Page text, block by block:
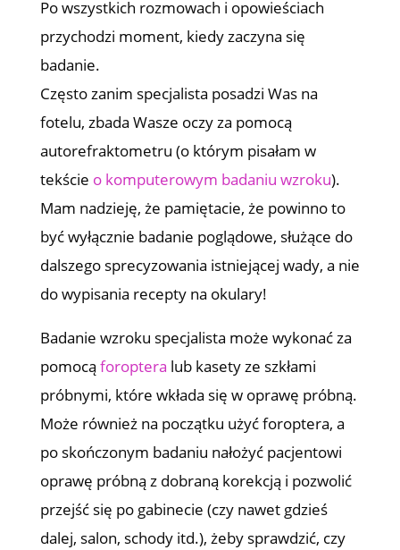
Po wszystkich rozmowach i opowieściach
przychodzi moment, kiedy zaczyna się
badanie.
Często zanim specjalista posadzi Was na
fotelu, zbada Wasze oczy za pomocą
autorefraktometru (o którym pisałam w
tekście o komputerowym badaniu wzroku).
Mam nadzieję, że pamiętacie, że powinno to
być wyłącznie badanie poglądowe, służące do
dalszego sprecyzowania istniejącej wady, a nie
do wypisania recepty na okulary!
Badanie wzroku specjalista może wykonać za
pomocą foroptera lub kasety ze szkłami
próbnymi, które wkłada się w oprawę próbną.
Może również na początku użyć foroptera, a
po skończonym badaniu nałożyć pacjentowi
oprawę próbną z dobraną korekcją i pozwolić
przejść się po gabinecie (czy nawet gdzieś
dalej, salon, schody itd.), żeby sprawdzić, czy